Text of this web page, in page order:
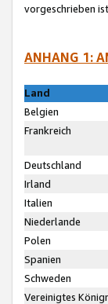
vorgeschrieben
ANHANG 1:
Land
Belgien
Frankreich
Deutschland
Irland
Italien
Niederlande
Polen
Spanien
Schweden
Vereinigtes